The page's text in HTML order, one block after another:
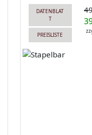
DATENBLAT
T
PREISLISTE